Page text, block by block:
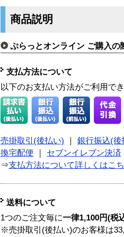
商品説明
ぷらっとオンライン ご購入の
支払方法について
以下のお支払い方法がご利用で
売掛取引(後払い)
銀行振込(後
換宅配便
セブンイレブン決済
⇒支払方法について詳しくはこ
送料について
1つのご注文毎に一律1,100円(税
※売掛取引(後払い)のお客様は